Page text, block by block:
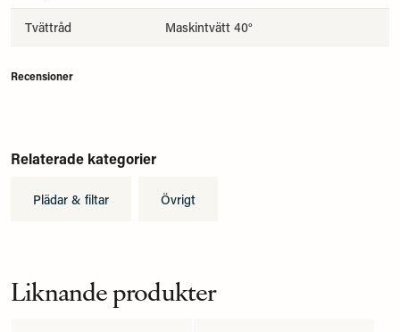
Tvättråd Maskintvätt 40°
Recensioner
Relaterade kategorier
Plädar & filtar Övrigt
Liknande produkter